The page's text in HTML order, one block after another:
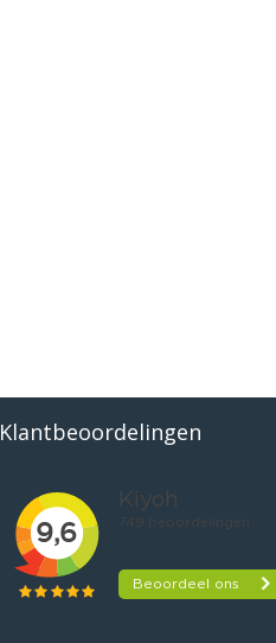
Klantbeoordelingen